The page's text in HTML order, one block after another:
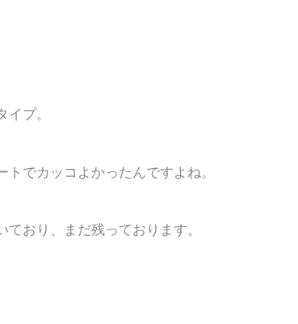
プ。
でカッコよかったんですよね。
おり、まだ残っております。